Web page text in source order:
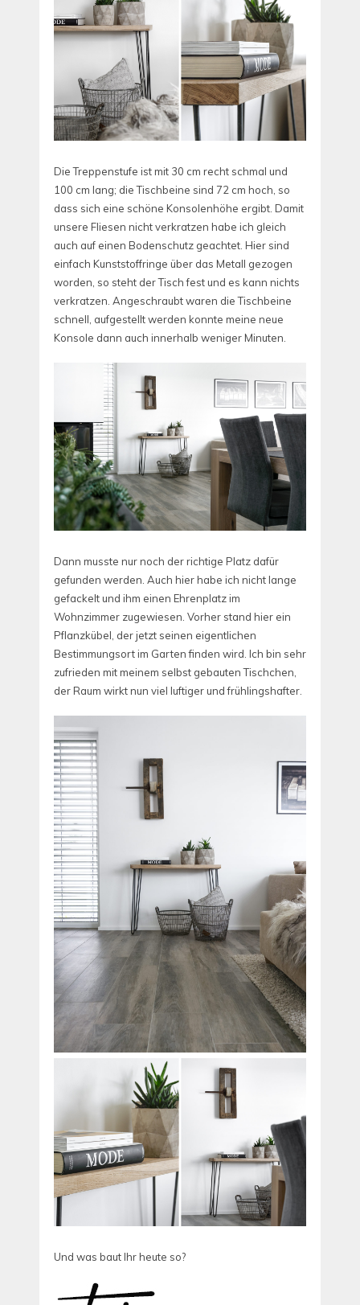
Die Treppenstufe ist mit 30 cm recht schmal und
100 cm lang; die Tischbeine sind 72 cm hoch, so
dass sich eine schöne Konsolenhöhe ergibt. Damit
unsere Fliesen nicht verkratzen habe ich gleich
auch auf einen Bodenschutz geachtet. Hier sind
einfach Kunststoffringe über das Metall gezogen
worden, so steht der Tisch fest und es kann nichts
verkratzen. Angeschraubt waren die Tischbeine
schnell, aufgestellt werden konnte meine neue
Konsole dann auch innerhalb weniger Minuten.
Dann musste nur noch der richtige Platz dafür
gefunden werden. Auch hier habe ich nicht lange
gefackelt und ihm einen Ehrenplatz im
Wohnzimmer zugewiesen. Vorher stand hier ein
Pflanzkübel, der jetzt seinen eigentlichen
Bestimmungsort im Garten finden wird. Ich bin sehr
zufrieden mit meinem selbst gebauten Tischchen,
der Raum wirkt nun viel luftiger und frühlingshafter.
Und was baut Ihr heute so?